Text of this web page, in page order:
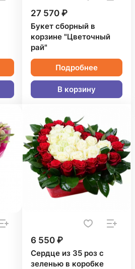
27 570 ₽
Букет сборный в
корзине "Цветочный
рай"
Подробнее
В корзину
6 550 ₽
Сердце из 35 роз с
зеленью в коробке